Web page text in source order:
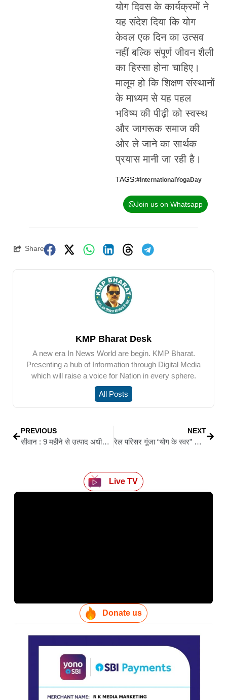
योग दिवस के कार्यक्रमों ने
यह संदेश दिया कि योग
केवल एक दिन का उत्सव
नहीं बल्कि संपूर्ण जीवन शैली
का हिस्सा होना चाहिए।
मालूम हो कि शिक्षण संस्थानों
के माध्यम से यह पहल
भविष्य की पीढ़ी को स्वस्थ
और जागरूक समाज की
ओर ले जाने का सार्थक
प्रयास मानी जा रही है।
TAGS:#InternationalYogaDay
Join us on Whatsapp
Share
KMP Bharat Desk
A new era In News World are begin. KMP Bharat.
Presenting a hub of Information through Digital Media
which will raise a voice for Nation in every sphere.
All Posts
PREVIOUS
सीवान : 9 महीने से उत्पाद अधीक्षक का पद खाली: इंस्पेक्टर के भरोसे शराब तस्करी रोकने की जिम्मेदारी
NEXT
रेल परिसर गूंजा “योग के स्वर” से: योग दिवस पर सोसाइटी हेल्पर ग्रुप ट्रस्ट व आरपीएफ ने किया आयोजन
Live TV
Donate us